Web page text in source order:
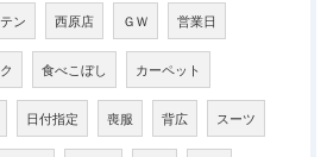
ン 西原店 ＧＷ 営業日
食べこぼし カーペット
日付指定 喪服 背広 スーツ